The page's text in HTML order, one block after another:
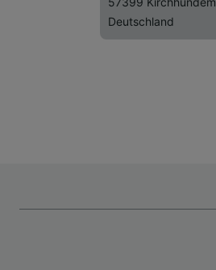
Deutschland